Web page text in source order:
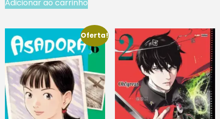
Adicionar ao carrinho
Oferta!